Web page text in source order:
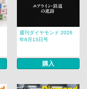
週刊ダイヤモンド 2026
年6月13日号
購入